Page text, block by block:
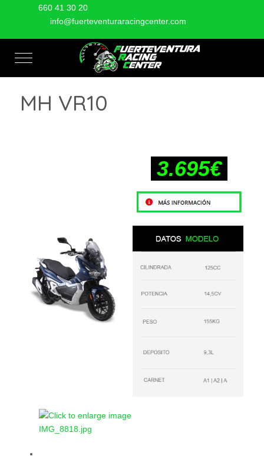
660 41 30 20
info@fuerteventuraracingcenter.com
Mobile Menu Toggle
MH VR10
3.695€